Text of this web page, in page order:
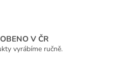
V ČR
vyrábíme ručně.